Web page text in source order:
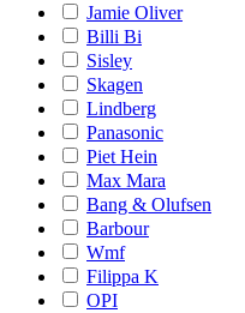
Jamie Oliver
Billi Bi
Sisley
Skagen
Lindberg
Panasonic
Piet Hein
Max Mara
Bang & Olufsen
Barbour
Wmf
Filippa K
OPI